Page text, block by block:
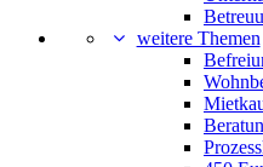
weitere Themen